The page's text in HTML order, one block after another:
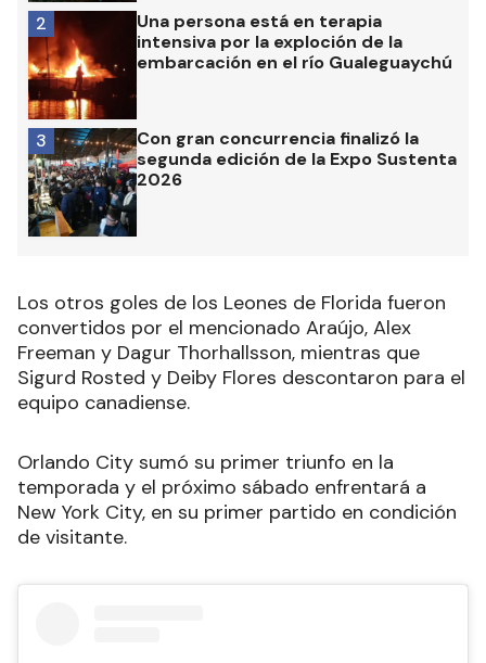
Una persona está en terapia
intensiva por la exploción de la
embarcación en el río Gualeguaychú
2
Con gran concurrencia finalizó la
segunda edición de la Expo Sustenta
2026
3
Los otros goles de los Leones de Florida fueron
convertidos por el mencionado Araújo, Alex
Freeman y Dagur Thorhallsson, mientras que
Sigurd Rosted y Deiby Flores descontaron para el
equipo canadiense.
Orlando City sumó su primer triunfo en la
temporada y el próximo sábado enfrentará a
New York City, en su primer partido en condición
de visitante.